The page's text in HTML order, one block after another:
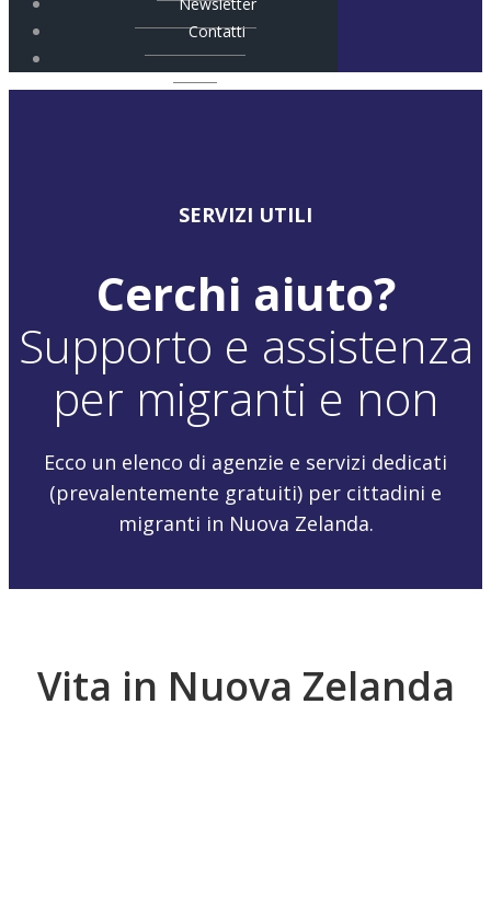
Contatti
SERVIZI UTILI
Cerchi aiuto?
Supporto e assistenza
per migranti e non
Ecco un elenco di agenzie e servizi dedicati
(prevalentemente gratuiti) per cittadini e
migranti in Nuova Zelanda.
Vita in Nuova Zelanda